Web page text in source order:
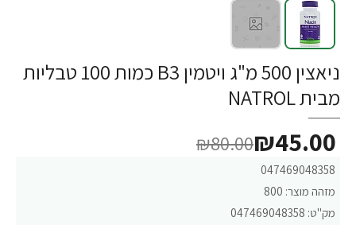
ניאצין 500 מ"ג ויטמין B3 כמות 100 טבליות
מבית NATROL
047469048358
מזהה מוצר: 800
מק"ט: 047469048358
₪45.00
₪80.00